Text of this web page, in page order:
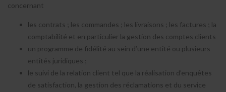
concernant
les contrats ; les commandes ; les livraisons ; les factures ; la
comptabilité et en particulier la gestion des comptes clients
un programme de fidélité au sein d’une entité ou plusieurs
entités juridiques ;
le suivi de la relation client tel que la réalisation d’enquêtes
de satisfaction, la gestion des réclamations et du service